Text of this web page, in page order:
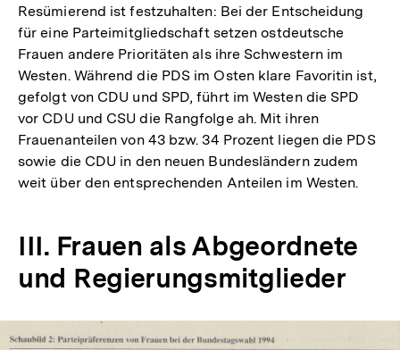
Resümierend ist festzuhalten: Bei der Entscheidung
für eine Parteimitgliedschaft setzen ostdeutsche
Frauen andere Prioritäten als ihre Schwestern im
Westen. Während die PDS im Osten klare Favoritin ist,
gefolgt von CDU und SPD, führt im Westen die SPD
vor CDU und CSU die Rangfolge ah. Mit ihren
Frauenanteilen von 43 bzw. 34 Prozent liegen die PDS
sowie die CDU in den neuen Bundesländern zudem
weit über den entsprechenden Anteilen im Westen.
III. Frauen als Abgeordnete
und Regierungsmitglieder